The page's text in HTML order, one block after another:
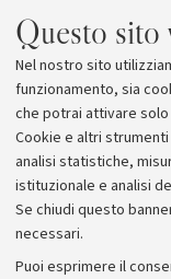
Questo sito
Nel nostro sito
funzionamento, sia
che potrai attivare
Cookie e altri
analisi statistiche,
istituzionale e analisi
Se chiudi questo
necessari.
Puoi esprimere il
garantire
dell'attività
affrontare le
caratteristiche,
dallo sportello.